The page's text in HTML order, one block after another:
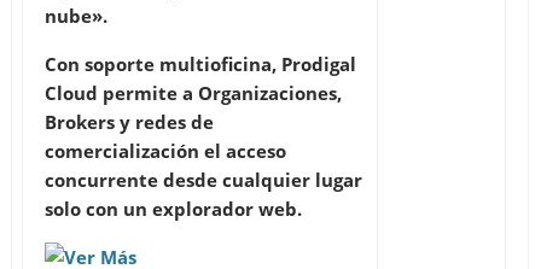
nube».
Con soporte multioficina, Prodigal
Cloud permite a Organizaciones,
Brokers y redes de
comercialización el acceso
concurrente desde cualquier lugar
solo con un explorador web.